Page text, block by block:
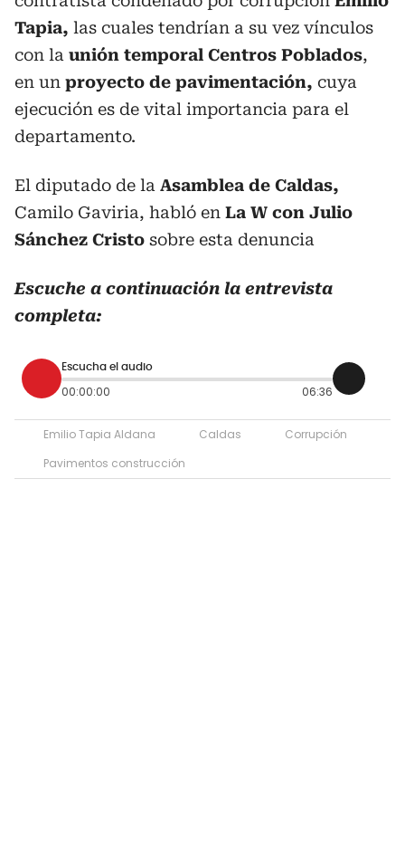
Tapia, las cuales tendrían a su vez vínculos
con la unión temporal Centros Poblados,
en un proyecto de pavimentación, cuya
ejecución es de vital importancia para el
departamento.
El diputado de la Asamblea de Caldas,
Camilo Gaviria, habló en La W con Julio
Sánchez Cristo sobre esta denuncia
Escuche a continuación la entrevista
completa:
Escucha el audio
00:00:00 06:36
Emilio Tapia Aldana Caldas
Corrupción
Pavimentos construcción